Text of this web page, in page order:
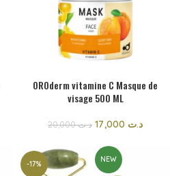
OROderm vitamine C Masque de
visage 500 ML
د.ت20,000 د.ت
-17%
NEW